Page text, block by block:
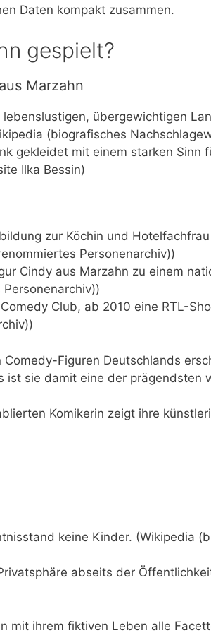
Daten kompakt zusammen.
gespielt?
Marzahn
übergewichtigen
(biografisches
gekleidet mit einem starken Sinn
Ilka Bessin)
zur Köchin und
Personenarchiv))
Cindy aus Marzahn zu einem
Club, ab 2010 eine RTL-
Figuren Deutschlands
ist sie damit eine der prägendsten
Komikerin zeigt ihre
keine Kinder. (Wikipedia
abseits der
mit ihrem fiktiven Leben alle